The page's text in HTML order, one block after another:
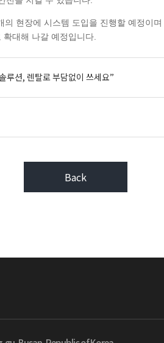
현장에 시스템 도입을 진행할 예정이
대해 나갈 예정입니다.
루션, 렌탈로 부담없이 쓰세요”
Back